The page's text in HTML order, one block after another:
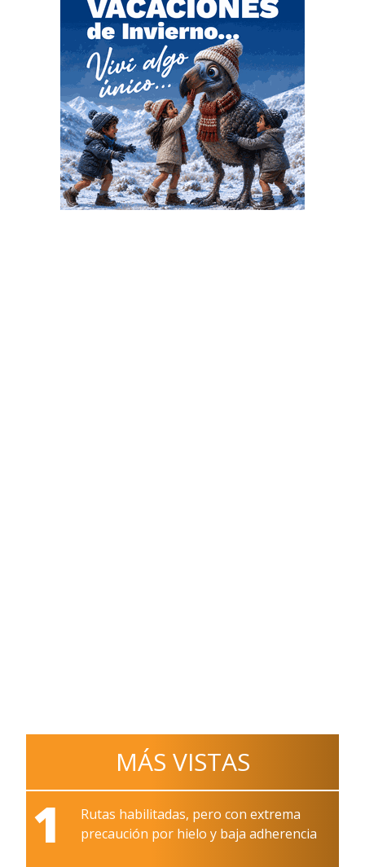
MÁS VISTAS
1
Rutas habilitadas, pero con extrema
precaución por hielo y baja adherencia